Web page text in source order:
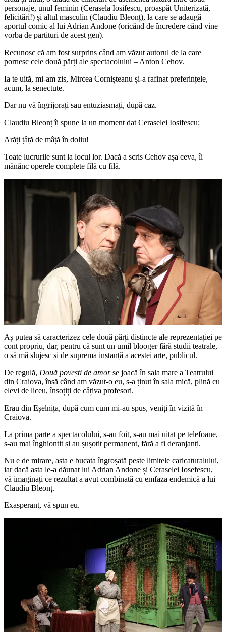
personaje, unul feminin (Cerasela Iosifescu, proaspăt Uniterizată,
felicitări!) și altul masculin (Claudiu Bleonț), la care se adaugă
aportul comic al lui Adrian Andone (oricând de încredere când vine
vorba de partituri de acest gen).
Recunosc că am fost surprins când am văzut autorul de la care
pornesc cele două părți ale spectacolului – Anton Cehov.
Ia te uită, mi-am zis, Mircea Cornișteanu și-a rafinat preferințele,
acum, la senectute.
Dar nu vă îngrijorați sau entuziasmați, după caz.
Claudiu Bleonț îi spune la un moment dat Ceraselei Iosifescu:
Arăți țâță de mâță în doliu!
Toate lucrurile sunt la locul lor. Dacă a scris Cehov așa ceva, îi
mănânc operele complete filă cu filă.
Aș putea să caracterizez cele două părți distincte ale reprezentației pe
cont propriu, dar, pentru că sunt un umil blooger fără studii teatrale,
o să mă slujesc și de suprema instanță a acestei arte, publicul.
De regulă, Două povești de amorse joacă în sala mare a Teatrului
din Craiova, însă când am văzut-o eu, s-a ținut în sala mică, plină cu
elevi de liceu, însoțiți de câțiva profesori.
Erau din Eșelnița, după cum cum mi-au spus, veniți în vizită în
Craiova.
La prima parte a spectacolului, s-au foit, s-au mai uitat pe telefoane,
s-au mai înghiontit și au șușotit permanent, fără a fi deranjanți.
Nu e de mirare, asta e bucata îngroșată peste limitele caricaturalului,
iar dacă asta le-a dăunat lui Adrian Andone și Ceraselei Iosefescu,
vă imaginați ce rezultat a avut combinată cu emfaza endemică a lui
Claudiu Bleonț.
Exasperant, vă spun eu.